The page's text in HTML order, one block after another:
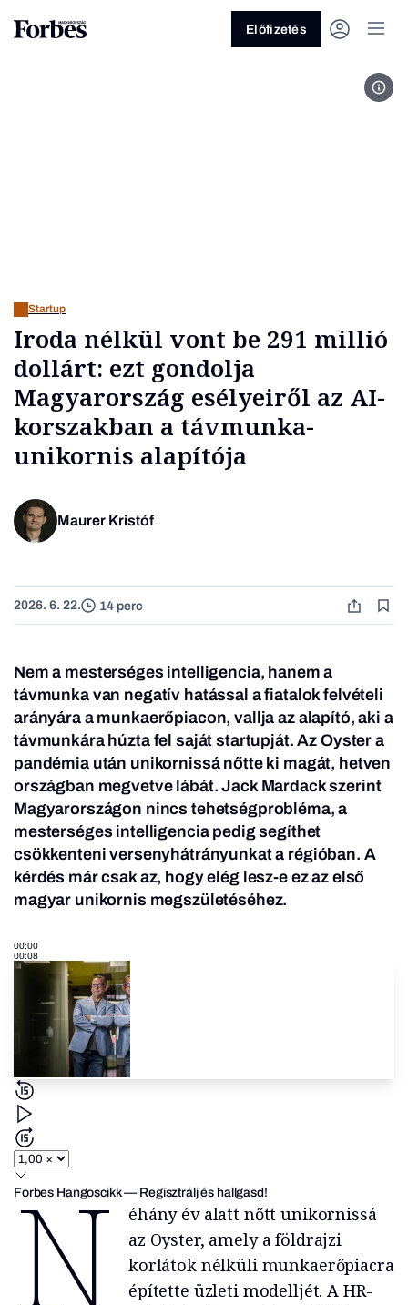
Előfizetés
Startup
Iroda nélkül vont be 291 millió
dollárt: ezt gondolja
Magyarország esélyeiről az AI-
korszakban a távmunka-
unikornis alapítója
Maurer Kristóf
2026. 6. 22. 14 perc
Nem a mesterséges intelligencia, hanem a
távmunka van negatív hatással a fiatalok felvételi
arányára a munkaerőpiacon, vallja az alapító, aki a
távmunkára húzta fel saját startupját. Az Oyster a
pandémia után unikornissá nőtte ki magát, hetven
országban megvetve lábát. Jack Mardack szerint
Magyarországon nincs tehetségprobléma, a
mesterséges intelligencia pedig segíthet
csökkenteni versenyhátrányunkat a régióban. A
kérdés már csak az, hogy elég lesz-e ez az első
magyar unikornis megszületéséhez.
00:00
00:08
Forbes Hangoscikk— Regisztrálj és hallgasd!
N
éhány év alatt nőtt unikornissá
az Oyster, amely a földrajzi
korlátok nélküli munkaerőpiacra
építette üzleti modelljét. A HR-